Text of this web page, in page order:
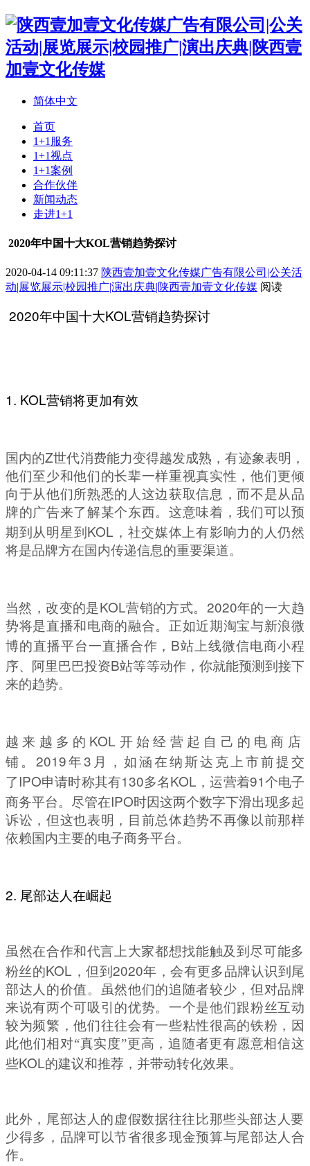
简体中文
首页
1+1服务
1+1视点
1+1案例
合作伙伴
新闻动态
走进1+1
2020年中国十大KOL营销趋势探讨
2020-04-14 09:11:37 陕西壹加壹文化传媒广告有限公司|公关活
动|展览展示|校园推广|演出庆典|陕西壹加壹文化传媒 阅读
2020年中国十大KOL营销趋势探讨
1. KOL营销将更加有效
国内的Z世代消费能力变得越发成熟，有迹象表明，
他们至少和他们的长辈一样重视真实性，他们更倾
向于从他们所熟悉的人这边获取信息，而不是从品
牌的广告来了解某个东西。这意味着，我们可以预
期到从明星到 KOL ，社交媒体上有影响力的人仍然
将是品牌方在国内传递信息的重要渠道。
当然，改变的是KOL营销的方式。 2020年的一大趋
势将是直播和电商的融合。正如近期淘宝与新浪微
博的直播平台一直播合作， B站上线微信电商小程
序、阿里巴巴投资B站等等动作，你就能预测到接下
来的趋势。
越来越多的 KOL 开始经营起自己的电商店
铺。 2019年3 月，如涵在纳斯达克上市前提交
了 IPO申请时称其有130多名KOL ，运营着91个电子
商务平台。尽管在IPO时因这两个数字下滑出现多起
诉讼，但这也表明，目前总体趋势不再像以前那样
依赖国内主要的电子商务平台。
2. 尾部达人在崛起
虽然在合作和代言上大家都想找能触及到尽可能多
粉丝的KOL ，但到 2020年，会有更多品牌认识到尾
部达人的价值。虽然他们的追随者较少，但对品牌
来说有两个可吸引的优势。一个是他们跟粉丝互动
较为频繁，他们往往会有一些粘性很高的铁粉，因
此他们相对“真实度”更高，追随者更有愿意相信这
些KOL的建议和推荐，并带动转化效果。
此外，尾部达人的虚假数据往往比那些头部达人要
少得多，品牌可以节省很多现金预算与尾部达人合
作。